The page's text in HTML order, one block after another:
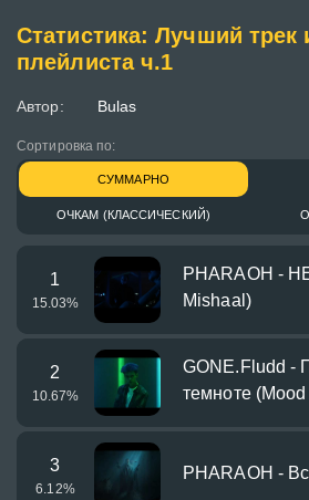
Статистика: Лучший трек
плейлиста ч.1
Автор: Bulas
Сортировка по:
СУММАРНО
ОЧКАМ (КЛАССИЧЕСКИЙ)
1
15.03%
PHARAOH -
Mishaal)
2
10.67%
GONE.Fludd -
темноте
3
6.12%
PHARAOH -